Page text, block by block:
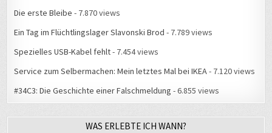
Die erste Bleibe - 7.870 views
Ein Tag im Flüchtlingslager Slavonski Brod - 7.789 views
Spezielles USB-Kabel fehlt- 7.454 views
Service zum Selbermachen: Mein letztes Mal bei IKEA- 7.120 views
#34C3: Die Geschichte einer Falschmeldung - 6.855 views
WAS ERLEBTE ICH WANN?